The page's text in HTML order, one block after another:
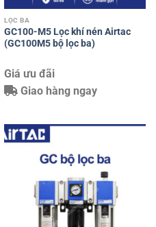
LỌC BA
GC100-M5 Lọc khí nén Airtac
(GC100M5 bộ lọc ba)
Giá ưu đãi
Giao hàng ngay